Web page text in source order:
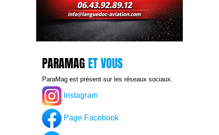
PARAMAG ET VOUS
ParaMag est présent sur les réseaux sociaux.
Instagram
Page Facebook